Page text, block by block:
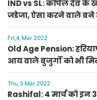
IND vs SL: कपिल देव के
जडेजा, ऐसा करने वाले बने
Fri,4 Mar 2022
Old Age Pension:
आय वाले बुजुर्गों को भी
लाल का ऐलान
Thu,3 Mar 2022
Rashifal: 4 मार्च को इन